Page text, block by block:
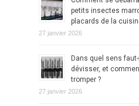
petits insectes
placards de la
27 janvier 2026
Dans quel sens
dévisser, et
tromper ?
27 janvier 2026